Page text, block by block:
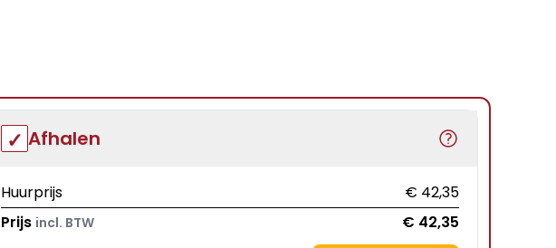
Afhalen
Huurprijs
€ 42,35
Prijs incl. BTW € 42,35